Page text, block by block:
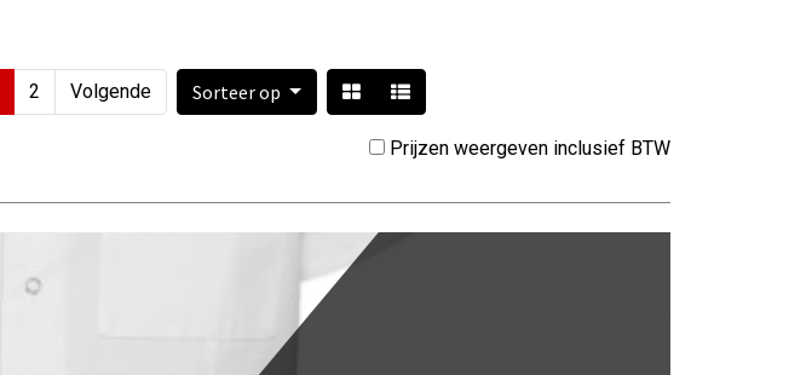
2 Volgende Sorteer op
Prijzen weergeven inclusief BTW